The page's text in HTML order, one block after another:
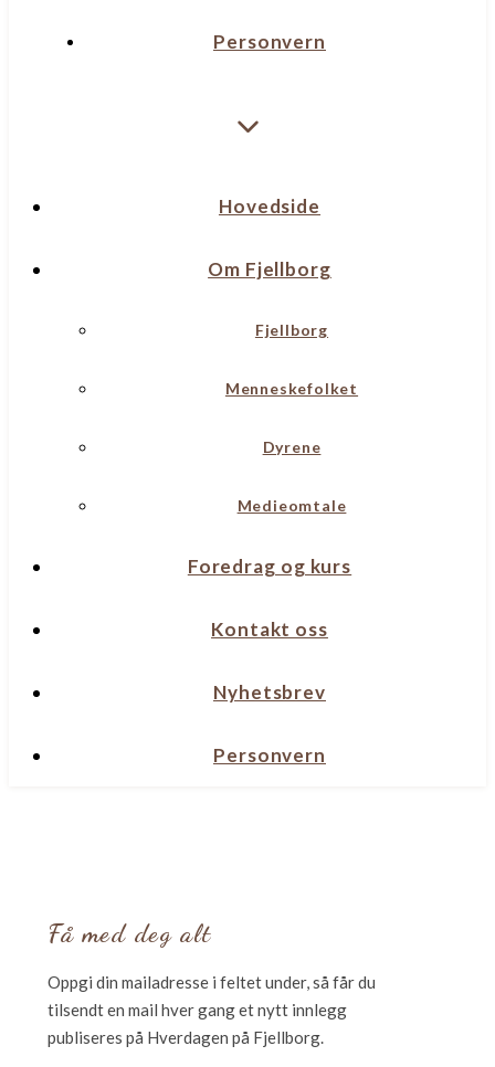
Personvern
Hovedside
Om Fjellborg
Fjellborg
Menneskefolket
Dyrene
Medieomtale
Foredrag og kurs
Kontakt oss
Nyhetsbrev
Personvern
Få med deg alt
Oppgi din mailadresse i feltet under, så får du
tilsendt en mail hver gang et nytt innlegg
publiseres på Hverdagen på Fjellborg.